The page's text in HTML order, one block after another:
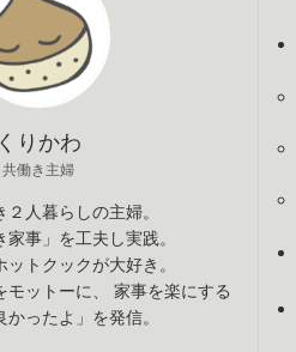
くりかわ
共働き主婦
人暮らしの主婦。
事」を工夫し実践。
トクックが大好き。
モットーに、 家事を楽にする
ったよ」を発信。